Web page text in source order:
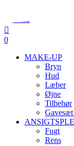
main
content
Search
search
0
MAKE-UP
Bryn
Hud
Læber
Øjne
Tilbehør
Fugt
Rens